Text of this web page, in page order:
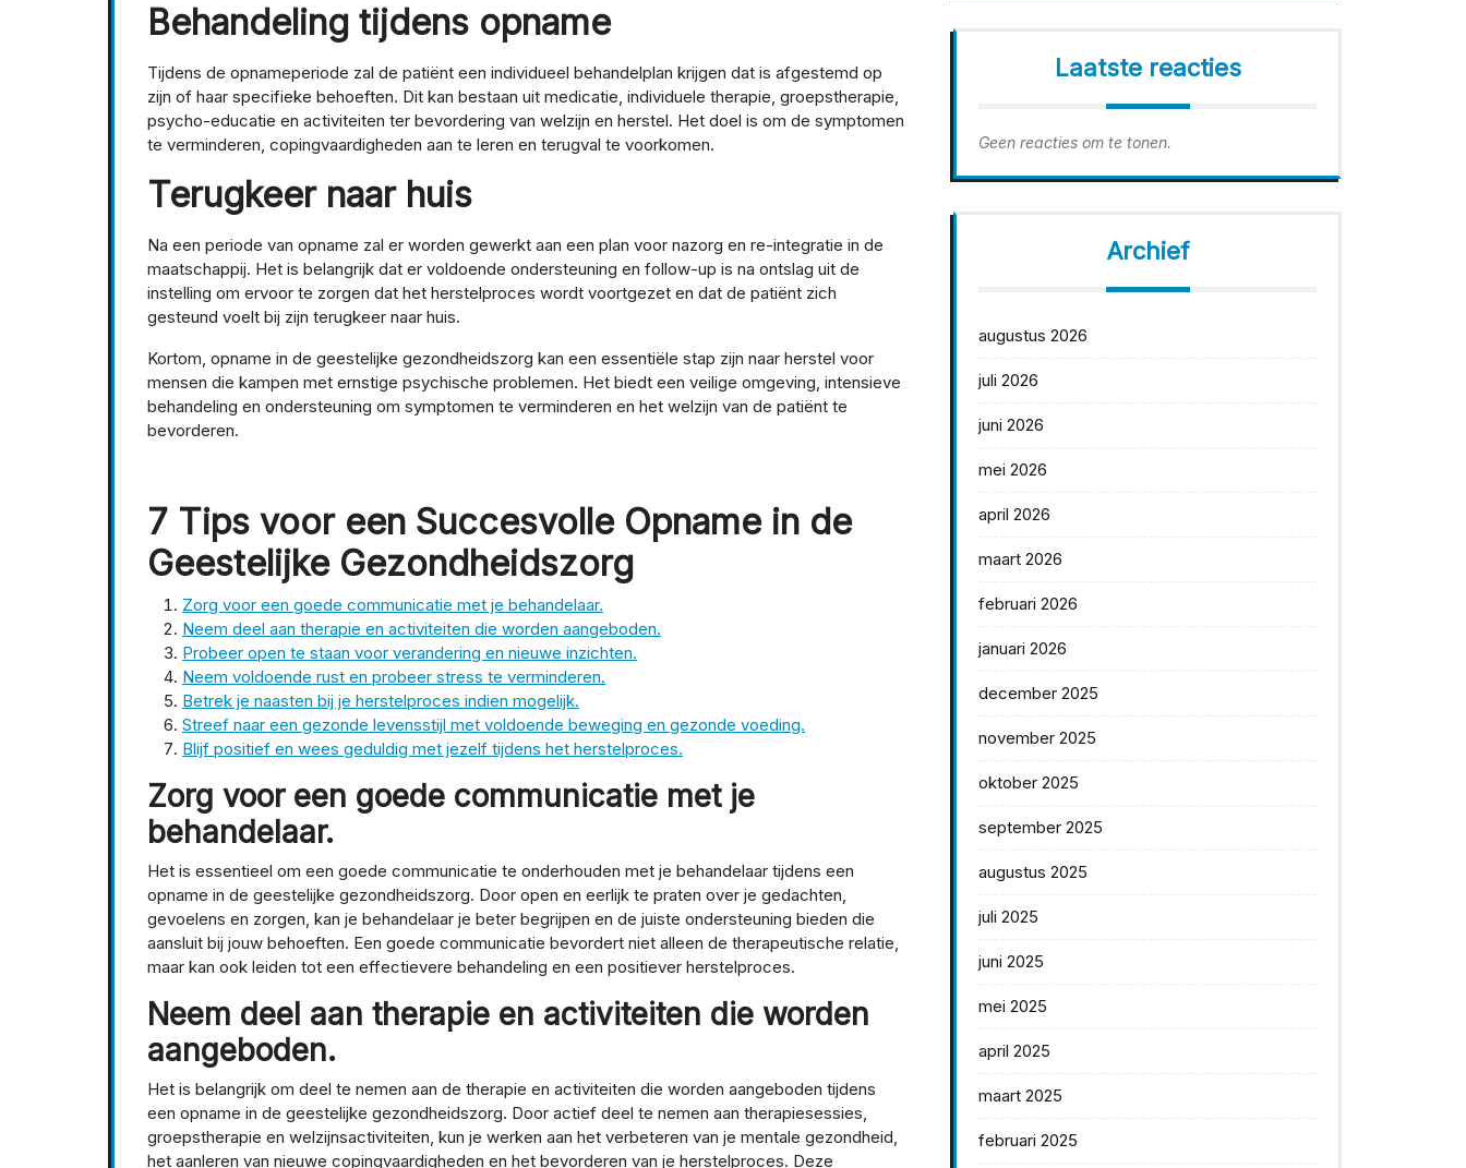
Behandeling tijdens opname
Tijdens de opnameperiode zal de patiënt een individueel behandelplan krijgen dat is afgestemd op
zijn of haar specifieke behoeften. Dit kan bestaan uit medicatie, individuele therapie, groepstherapie,
psycho-educatie en activiteiten ter bevordering van welzijn en herstel. Het doel is om de symptomen
te verminderen, copingvaardigheden aan te leren en terugval te voorkomen.
Terugkeer naar huis
Na een periode van opname zal er worden gewerkt aan een plan voor nazorg en re-integratie in de
maatschappij. Het is belangrijk dat er voldoende ondersteuning en follow-up is na ontslag uit de
instelling om ervoor te zorgen dat het herstelproces wordt voortgezet en dat de patiënt zich
gesteund voelt bij zijn terugkeer naar huis.
Kortom, opname in de geestelijke gezondheidszorg kan een essentiële stap zijn naar herstel voor
mensen die kampen met ernstige psychische problemen. Het biedt een veilige omgeving, intensieve
behandeling en ondersteuning om symptomen te verminderen en het welzijn van de patiënt te
bevorderen.
7 Tips voor een Succesvolle Opname in de
Geestelijke Gezondheidszorg
Zorg voor een goede communicatie met je behandelaar.
Neem deel aan therapie en activiteiten die worden aangeboden.
Probeer open te staan voor verandering en nieuwe inzichten.
Neem voldoende rust en probeer stress te verminderen.
Betrek je naasten bij je herstelproces indien mogelijk.
Streef naar een gezonde levensstijl met voldoende beweging en gezonde voeding.
Blijf positief en wees geduldig met jezelf tijdens het herstelproces.
Zorg voor een goede communicatie met je
behandelaar.
Het is essentieel om een goede communicatie te onderhouden met je behandelaar tijdens een
opname in de geestelijke gezondheidszorg. Door open en eerlijk te praten over je gedachten,
gevoelens en zorgen, kan je behandelaar je beter begrijpen en de juiste ondersteuning bieden die
aansluit bij jouw behoeften. Een goede communicatie bevordert niet alleen de therapeutische relatie,
maar kan ook leiden tot een effectievere behandeling en een positiever herstelproces.
Neem deel aan therapie en activiteiten die worden
aangeboden.
Het is belangrijk om deel te nemen aan de therapie en activiteiten die worden aangeboden tijdens
een opname in de geestelijke gezondheidszorg. Door actief deel te nemen aan therapiesessies,
groepstherapie en welzijnsactiviteiten, kun je werken aan het verbeteren van je mentale gezondheid,
het aanleren van nieuwe copingvaardigheden en het bevorderen van je herstelproces. Deze
Laatste reacties
Geen reacties om te tonen.
Archief
augustus 2026
juli 2026
juni 2026
mei 2026
april 2026
maart 2026
februari 2026
januari 2026
december 2025
november 2025
oktober 2025
september 2025
augustus 2025
juli 2025
juni 2025
mei 2025
april 2025
maart 2025
februari 2025